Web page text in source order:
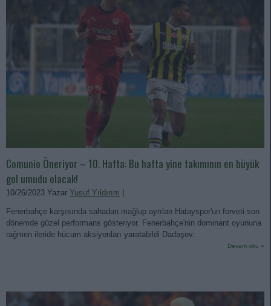
Comunio Öneriyor – 10. Hafta: Bu hafta yine takımının en büyük
gol umudu olacak!
10/26/2023 Yazar Yusuf Yıldırım
Fenerbahçe karşısında sahadan mağlup ayrılan Hatayspor'un forveti son
dönemde güzel performans gösteriyor. Fenerbahçe'nin dominant oyununa
rağmen ileride hücum aksiyonları yaratabildi Dadaşov.
Devam oku »